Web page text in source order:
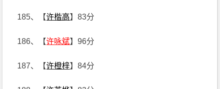
185、【许楷高】83分
186、【许咏斌】96分
187、【许橙梓】84分